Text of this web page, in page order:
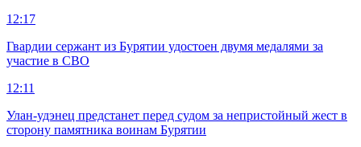
12:17
Гвардии сержант из Бурятии удостоен двумя медалями за
участие в СВО
12:11
Улан-удэнец предстанет перед судом за непристойный жест в
сторону памятника воинам Бурятии